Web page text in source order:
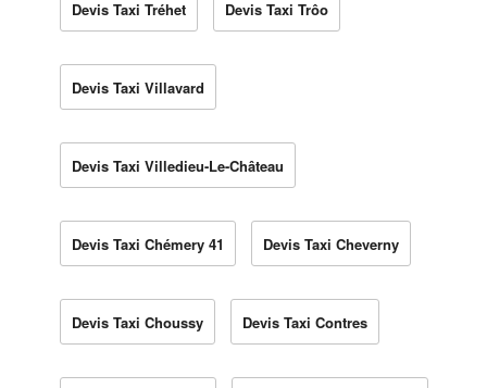
Devis Taxi Tréhet Devis Taxi Trôo
Devis Taxi Villavard
Devis Taxi Villedieu-Le-Château
Devis Taxi Chémery 41 Devis Taxi Cheverny
Devis Taxi Choussy Devis Taxi Contres